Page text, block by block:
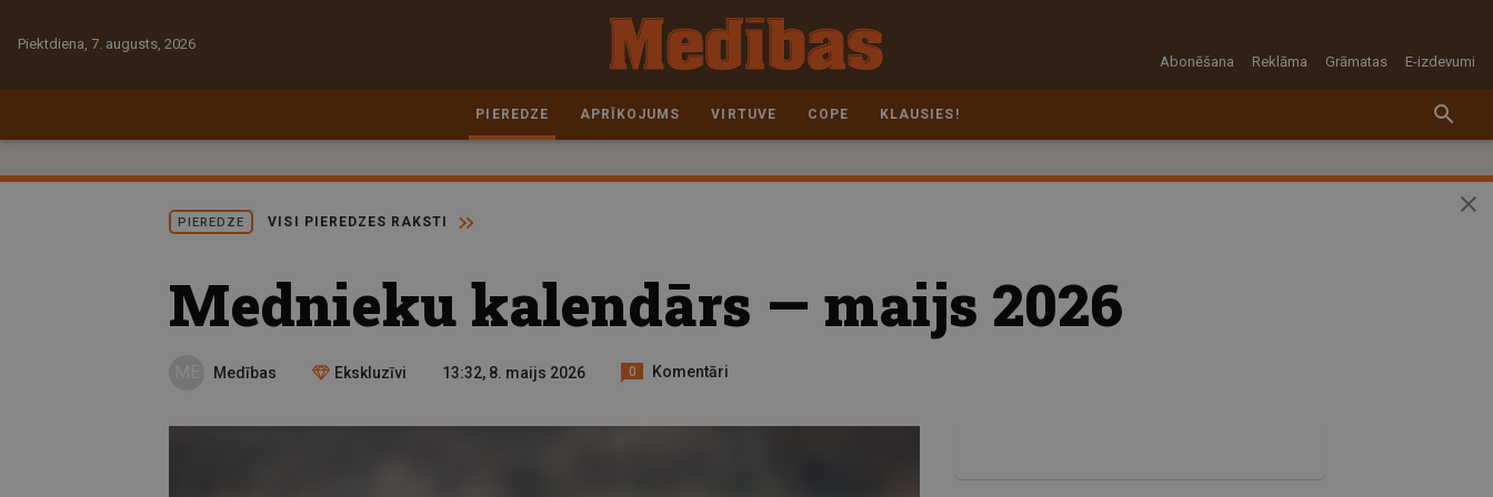
Piektdiena, 7. augusts, 2026
Abonēšana
Reklāma Grāmatas E-izdevumi
PIEREDZE APRĪKOJUMS VIRTUVE COPE KLAUSIES!
PIEREDZE VISI PIEREDZES RAKSTI
Mednieku kalendārs — maijs 2026
Medības Ekskluzīvi 13:32, 8. maijs 2026 0 Komentāri